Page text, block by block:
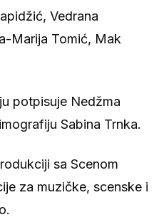
Vedrana
Marija Tomić, Mak
potpisuje Nedžma
Sabina Trnka.
sa Scenom
za muzičke, scenske i